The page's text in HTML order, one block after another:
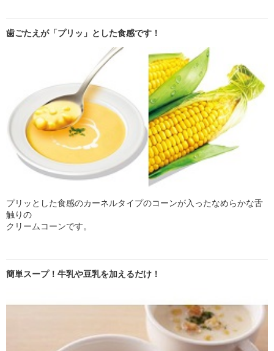
歯ごたえが「プリッ」とした食感です！
プリッとした食感のカーネルタイプのコーンが入ったなめらかな舌
触りの
クリームコーンです。
簡単スープ！牛乳や豆乳を加えるだけ！